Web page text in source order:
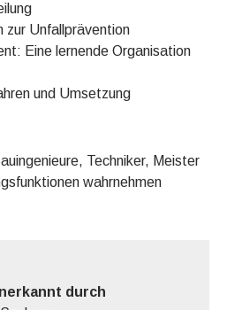
zur Unfallprävention
Eine lernende Organisation
und Umsetzung
Techniker, Meister
wahrnehmen
durch